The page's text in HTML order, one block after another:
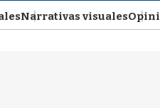
Narrativas visuales